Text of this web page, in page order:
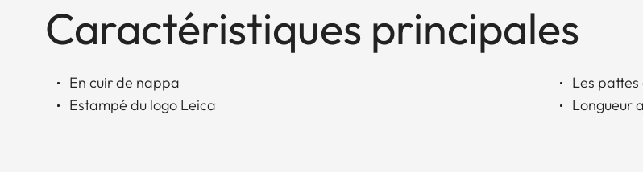
Caractéristiques principales
En cuir de nappa
Estampé du logo Leica
Les
Longueur